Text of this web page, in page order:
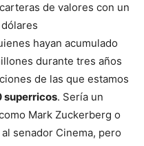
de valores con un
hayan acumulado
durante tres años
de las que estamos
superricos. Sería un
Mark Zuckerberg o
senador Cinema, pero